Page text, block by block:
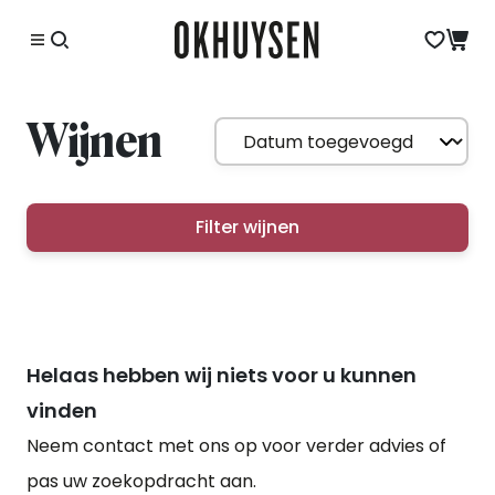
Wijnen
Filter wijnen
Helaas hebben wij niets voor u kunnen
vinden
Neem contact met ons op voor verder advies of
pas uw zoekopdracht aan.